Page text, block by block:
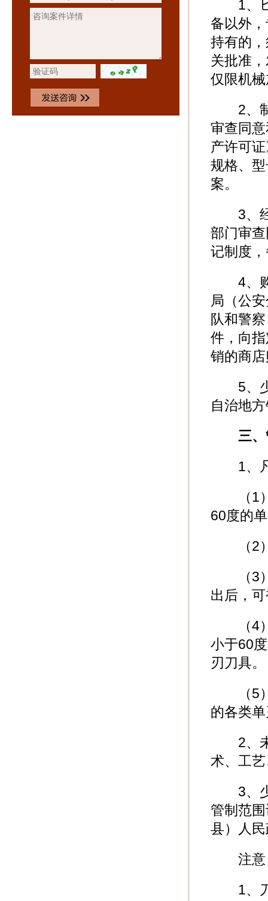
1、匕
备以外
持有的
关批准
仅限机
2、制
审查同
产许可
规格、
案。
3、经
部门审
记制度
4、购
局（公
队和警
件，向
销的商
5、少
自治地
三
1、凡
（1）
60度的
（2）
（3）
出后，
（4）
小于60
刃刀具。
（5）
的各类
2、未
术、工
3、少
管制范
县）人
注意
1、刀